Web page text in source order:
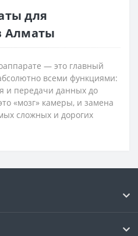
для
Алматы
— это главный
всеми функциями:
и передачи данных до
«мозг» камеры, и замена
сложных и дорогих